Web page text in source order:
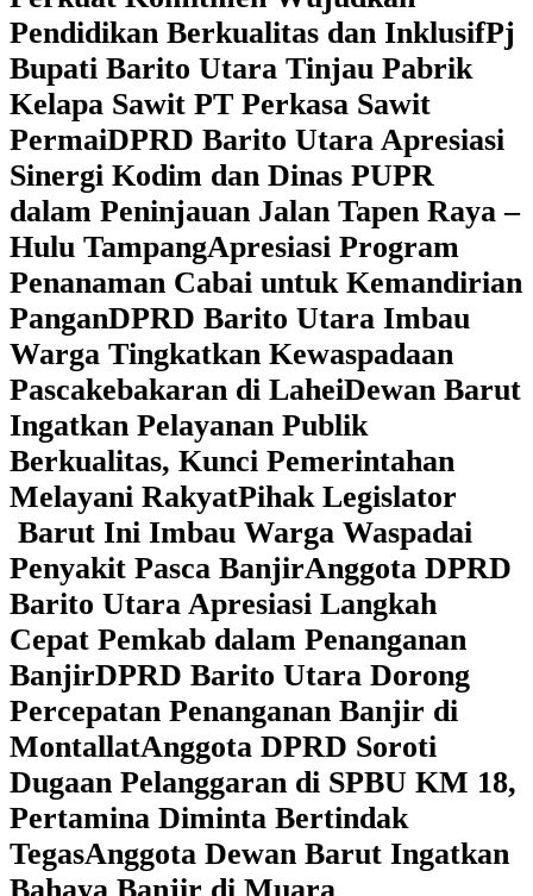
Pendidikan Berkualitas dan InklusifPj
Bupati Barito Utara Tinjau Pabrik
Kelapa Sawit PT Perkasa Sawit
PermaiDPRD Barito Utara Apresiasi
Sinergi Kodim dan Dinas PUPR
dalam Peninjauan Jalan Tapen Raya –
Hulu TampangApresiasi Program
Penanaman Cabai untuk Kemandirian
PanganDPRD Barito Utara Imbau
Warga Tingkatkan Kewaspadaan
Pascakebakaran di LaheiDewan Barut
Ingatkan Pelayanan Publik
Berkualitas, Kunci Pemerintahan
Melayani RakyatPihak Legislator
Barut Ini Imbau Warga Waspadai
Penyakit Pasca BanjirAnggota DPRD
Barito Utara Apresiasi Langkah
Cepat Pemkab dalam Penanganan
BanjirDPRD Barito Utara Dorong
Percepatan Penanganan Banjir di
MontallatAnggota DPRD Soroti
Dugaan Pelanggaran di SPBU KM 18,
Pertamina Diminta Bertindak
TegasAnggota Dewan Barut Ingatkan